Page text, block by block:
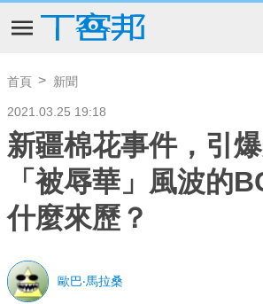
首頁 新聞
2021.03.25 19:18
新疆棉花事件，引
「被辱華」風波的
什麼來歷？
歐巴‧馬拉桑